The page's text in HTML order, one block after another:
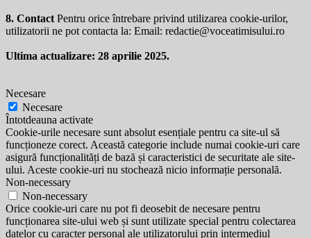
8. Contact Pentru orice întrebare privind utilizarea cookie-urilor,
utilizatorii ne pot contacta la: Email: redactie@voceatimisului.ro
Ultima actualizare: 28 aprilie 2025.
Necesare
Necesare
Întotdeauna activate
Cookie-urile necesare sunt absolut esențiale pentru ca site-ul să
funcționeze corect. Această categorie include numai cookie-uri care
asigură funcționalități de bază și caracteristici de securitate ale site-
ului. Aceste cookie-uri nu stochează nicio informație personală.
Non-necessary
Non-necessary
Orice cookie-uri care nu pot fi deosebit de necesare pentru
funcționarea site-ului web și sunt utilizate special pentru colectarea
datelor cu caracter personal ale utilizatorului prin intermediul